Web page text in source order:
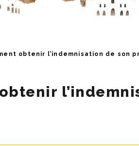
obtenir l’indemnisation de son